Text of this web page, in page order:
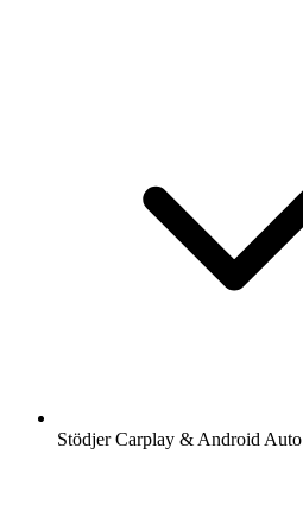
Stödjer Carplay & Android Auto